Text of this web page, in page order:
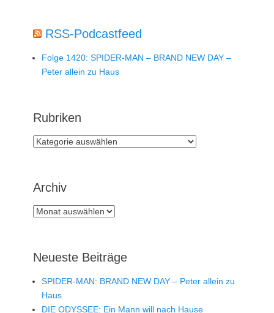
RSS-Podcastfeed
Folge 1420: SPIDER-MAN – BRAND NEW DAY –
Peter allein zu Haus
Rubriken
Rubriken
Archiv
Archiv
Neueste Beiträge
SPIDER-MAN: BRAND NEW DAY – Peter allein zu
Haus
DIE ODYSSEE: Ein Mann will nach Hause